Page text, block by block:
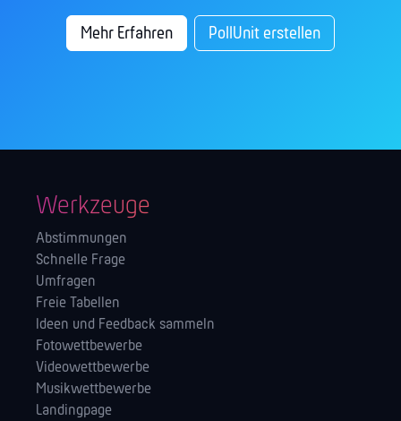
Mehr Erfahren PollUnit erstellen
Werkzeuge
Abstimmungen
Schnelle Frage
Umfragen
Freie Tabellen
Ideen und Feedback sammeln
Fotowettbewerbe
Videowettbewerbe
Musikwettbewerbe
Landingpage